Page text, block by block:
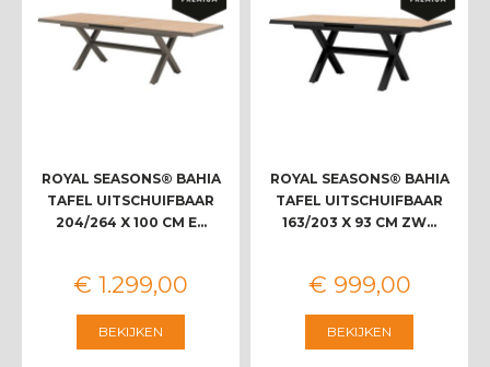
ROYAL SEASONS® BAHIA
TAFEL UITSCHUIFBAAR
204/264 X 100 CM E…
€ 1.299,00
BEKIJKEN
ROYAL SEASONS® BAHIA
TAFEL UITSCHUIFBAAR
163/203 X 93 CM ZW…
€ 999,00
BEKIJKEN